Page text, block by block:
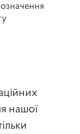
нашої